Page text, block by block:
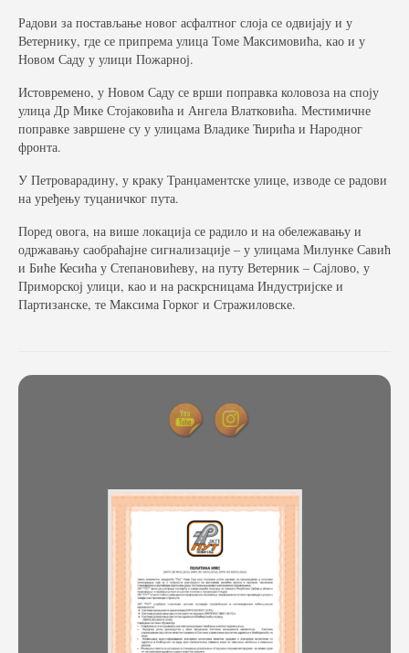
Радови за постављање новог асфалтног слоја се одвијају и у
Ветернику, где се припрема улица Томе Максимовића, као и у
Новом Саду у улици Пожарној.
Истовремено, у Новом Саду се врши поправка коловоза на споју
улица Др Мике Стојаковића и Ангела Влатковића. Местимичне
поправке завршене су у улицама Владике Ћирића и Народног
фронта.
У Петроварадину, у краку Транџаментске улице, изводе се радови
на уређењу туцаничког пута.
Поред овога, на више локација се радило и на обележавању и
одржавању саобраћајне сигнализације – у улицама Милунке Савић
и Биће Кесића у Степановићеву, на путу Ветерник – Сајлово, у
Приморској улици, као и на раскрсницама Индустријске и
Партизанске, те Максима Горког и Стражиловске.